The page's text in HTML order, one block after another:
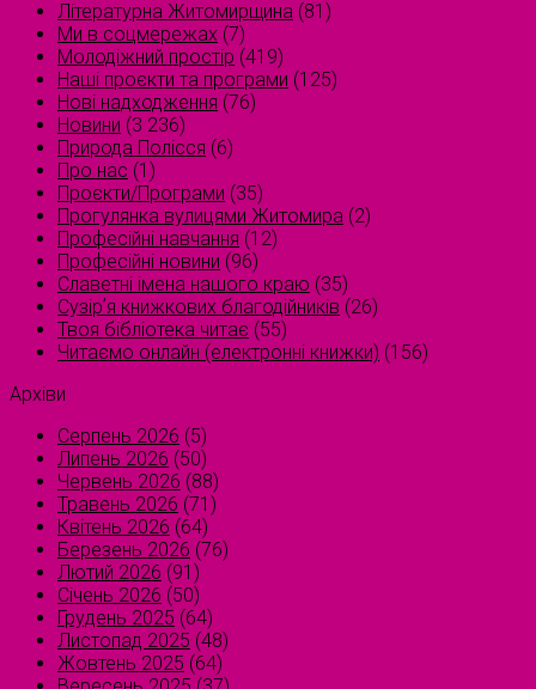
Літературна Житомирщина (81)
Ми в соцмережах (7)
Молодіжний простір (419)
Наші проєкти та програми (125)
Нові надходження (76)
Новини (3 236)
Природа Полісся (6)
Про нас (1)
Проєкти/Програми (35)
Прогулянка вулицями Житомира (2)
Професійні навчання (12)
Професійні новини (96)
Славетні імена нашого краю (35)
Сузірʼя книжкових благодійників (26)
Твоя бібліотека читає (55)
Читаємо онлайн (електронні книжки) (156)
Архіви
Серпень 2026 (5)
Липень 2026 (50)
Червень 2026 (88)
Травень 2026 (71)
Квітень 2026 (64)
Березень 2026 (76)
Лютий 2026 (91)
Січень 2026 (50)
Грудень 2025 (64)
Листопад 2025 (48)
Жовтень 2025 (64)